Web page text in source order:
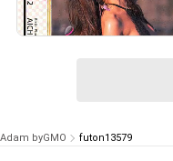
¥6,000
Adam byGMO futon13579